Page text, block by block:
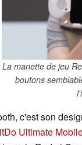
La manette de jeu
boutons
c'est son
Ultimate